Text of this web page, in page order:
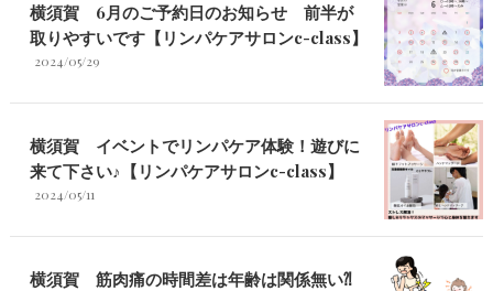
横須賀 6月のご予約日のお知らせ 前半が
取りやすいです【リンパケアサロンc-class】
2024/05/29
横須賀 イベントでリンパケア体験！遊びに
来て下さい♪【リンパケアサロンc-class】
2024/05/11
横須賀 筋肉痛の時間差は年齢は関係無い⁈